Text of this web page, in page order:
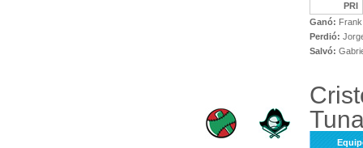
PRI
Ganó:
Perdió:
Salvó: